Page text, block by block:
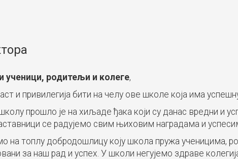
ученици, родитељи и колеге,
и привилегија бити на челу ове школе која има
прошло је на хиљаде ђака који су данас вредни и
се радујемо свим њиховим наградама и
на топлу добродошлицу коју школа пружа ученицима,
за наш рад и успех. У школи негујемо здраве